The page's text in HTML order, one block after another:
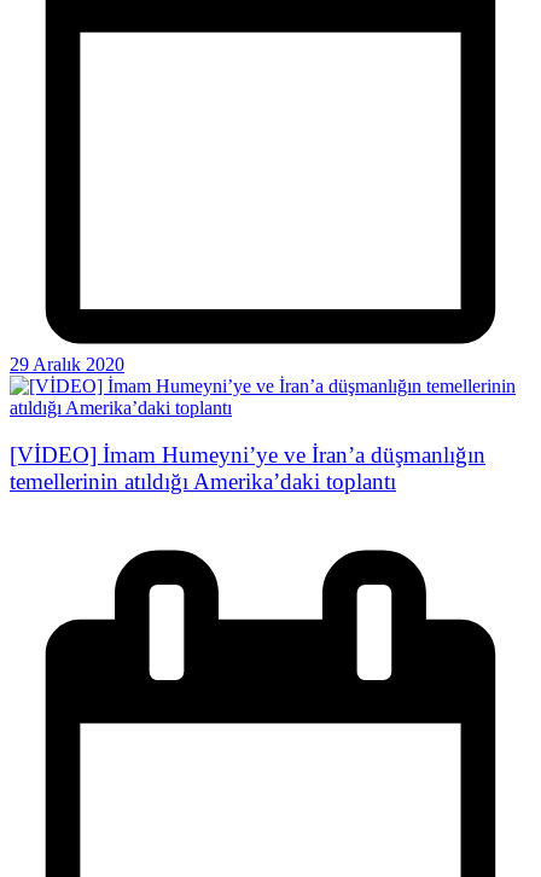
29 Aralık 2020
[VİDEO] İmam Humeyni’ye ve İran’a düşmanlığın
temellerinin atıldığı Amerika’daki toplantı